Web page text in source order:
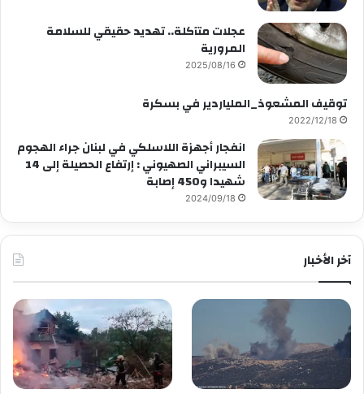
عجلات متآكلة.. تهديد حقيقي للسلامة
المرورية
2025/08/16
توقيف المشعوذ_الملياردير في بسكرة
2022/12/18
انفجار أجهزة اللاسلكي في لبنان جراء الهجوم
السيبراني الصهيوني : إرتفاع الحصيلة إلى 14
شهيدا و450 إصابة
2024/09/18
آخر الأخبار